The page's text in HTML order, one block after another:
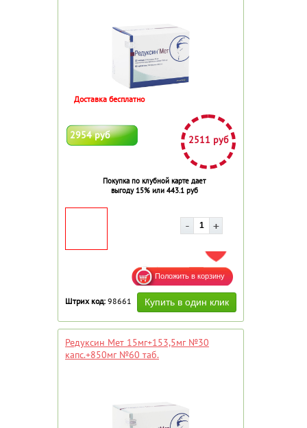
2954 руб 2511 руб
Покупка по клубной карте дает
выгоду 15% или 443.1 руб
Доставка бесплатно
ДОБАВИТЬ В ИЗБРАННОЕ
Штрих код: 98661
Редуксин Мет 15мг+153,5мг №30
капс.+850мг №60 таб.